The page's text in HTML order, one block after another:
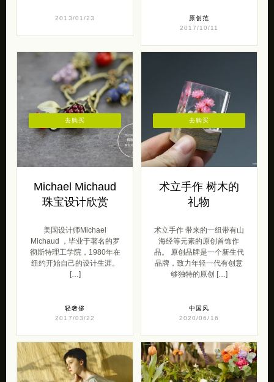
2013/01/23
原创范
2017/10/11
Michael Michaud
珠宝设计欣赏
美国设计师Michael
Michaud ，毕业于著名的罗
彻斯特理工学院，1980年在
纽约开始自己的设计生涯。
[…]
轻奢侈
2017/03/22
去购买
术立手作 树木的
礼物
术立手作 带来的一组带有山
海经等元素的原创首饰作
品。 原创品牌是一个新生代
品牌，致力年轻一代有创意
够独特的原创 […]
中国风
2020/06/16
去购买